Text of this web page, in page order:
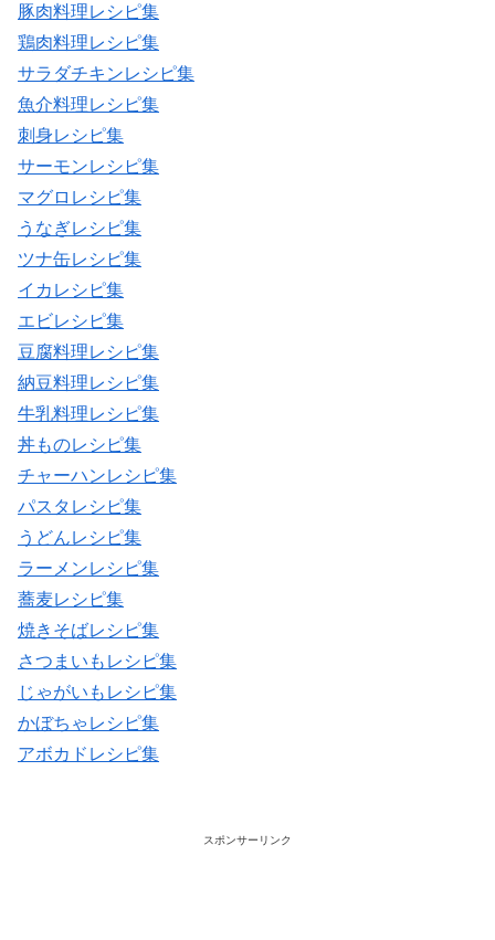
豚肉料理レシピ集
鶏肉料理レシピ集
サラダチキンレシピ集
魚介料理レシピ集
刺身レシピ集
サーモンレシピ集
マグロレシピ集
うなぎレシピ集
ツナ缶レシピ集
イカレシピ集
エビレシピ集
豆腐料理レシピ集
納豆料理レシピ集
牛乳料理レシピ集
丼ものレシピ集
チャーハンレシピ集
パスタレシピ集
うどんレシピ集
ラーメンレシピ集
蕎麦レシピ集
焼きそばレシピ集
さつまいもレシピ集
じゃがいもレシピ集
かぼちゃレシピ集
アボカドレシピ集
スポンサーリンク